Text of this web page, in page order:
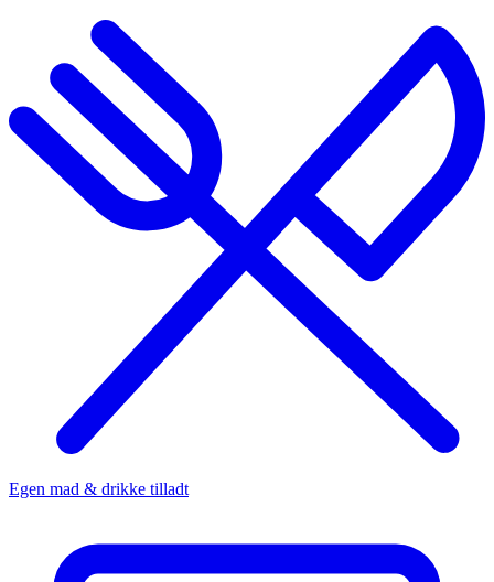
Egen mad & drikke tilladt